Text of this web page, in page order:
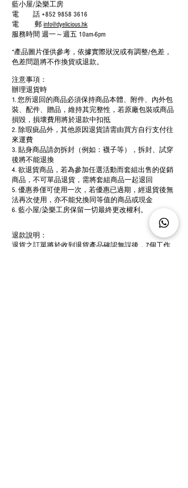
藍小屋/染樂工房
電 話 +852 9858 3616
電 郵 info@dyelicious.hk
服務時間 週一～週五 10am-6pm
*產品圖片僅供參考，依據實際狀況或有調整/色差，
色差問題將不作換貨或退款。
注意事項：
辦理退貨時
1. 您所退回的商品必須保持商品本體、附件、內外包
裝、配件、贈品，維持其完整性，若原廠包裝或商品
損毀，損壞費用將於退款中扣抵
2. 除瑕疵品外，其他原因退貨請需由買方自行支付往
來運費
3. 貼身商品請勿拆封（例如：襪子等），拆封、試穿
後將不能退換
4. 欲退貨商品，若為參加任選活動而套組出售的促銷
商品，不可單品退貨，需將套組商品一起退回
5. 優惠券僅可使用一次，若優惠已過期，經退貨後無
法再次使用，亦不能兌換同等值的商品或現金
6. 藍小屋/染樂工房保留一切最終更改權利。
退款說明：
退貨之訂單將於收到退貨產品確認無誤後，7個工作